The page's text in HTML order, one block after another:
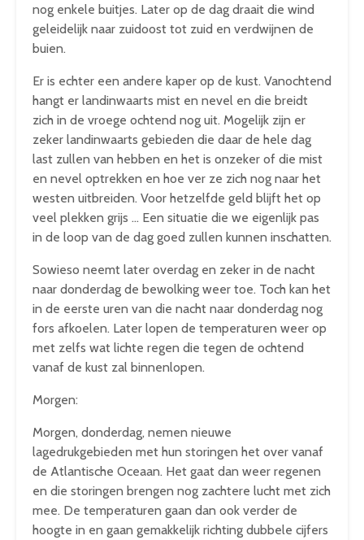
nog enkele buitjes. Later op de dag draait die wind
geleidelijk naar zuidoost tot zuid en verdwijnen de
buien.
Er is echter een andere kaper op de kust. Vanochtend
hangt er landinwaarts mist en nevel en die breidt
zich in de vroege ochtend nog uit. Mogelijk zijn er
zeker landinwaarts gebieden die daar de hele dag
last zullen van hebben en het is onzeker of die mist
en nevel optrekken en hoe ver ze zich nog naar het
westen uitbreiden. Voor hetzelfde geld blijft het op
veel plekken grijs … Een situatie die we eigenlijk pas
in de loop van de dag goed zullen kunnen inschatten.
Sowieso neemt later overdag en zeker in de nacht
naar donderdag de bewolking weer toe. Toch kan het
in de eerste uren van die nacht naar donderdag nog
fors afkoelen. Later lopen de temperaturen weer op
met zelfs wat lichte regen die tegen de ochtend
vanaf de kust zal binnenlopen.
Morgen:
Morgen, donderdag, nemen nieuwe
lagedrukgebieden met hun storingen het over vanaf
de Atlantische Oceaan. Het gaat dan weer regenen
en die storingen brengen nog zachtere lucht met zich
mee. De temperaturen gaan dan ook verder de
hoogte in en gaan gemakkelijk richting dubbele cijfers